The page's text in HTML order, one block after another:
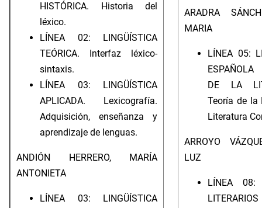
HISTÓRICA. Historia del
léxico.
LÍNEA 02: LINGÜÍSTICA
TEÓRICA. Interfaz léxico-
sintaxis.
LÍNEA 03: LINGÜÍSTICA
APLICADA. Lexicografía.
Adquisición, enseñanza y
aprendizaje de lenguas.
ANDIÓN HERRERO, MARÍA
ANTONIETA
LÍNEA 03: LINGÜÍSTICA
ARADRA
MARIA
LÍNEA 05:
DE LA
Teoría de la
Literatura
ARROYO
LUZ
LÍNEA 08: